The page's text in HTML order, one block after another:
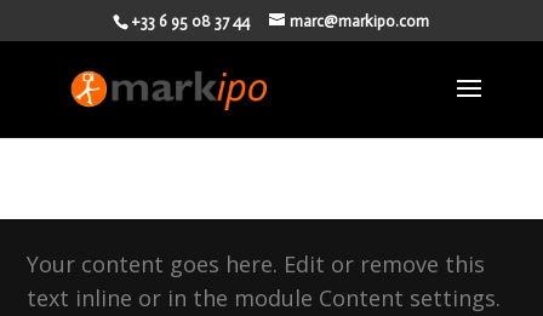
+33 6 95 08 37 44 marc@markipo.com
Your content goes here. Edit or remove this
text inline or in the module Content settings.